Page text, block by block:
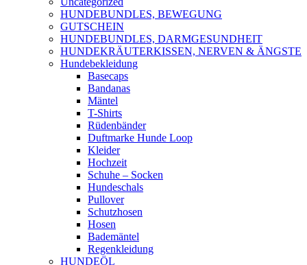
HUNDEBUNDLES, BEWEGUNG
GUTSCHEIN
HUNDEBUNDLES, DARMGESUNDHEIT
HUNDEKRÄUTERKISSEN, NERVEN & ÄNGSTE
Hundebekleidung
Basecaps
Bandanas
Mäntel
T-Shirts
Rüdenbänder
Duftmarke Hunde Loop
Kleider
Hochzeit
Schuhe – Socken
Hundeschals
Pullover
Schutzhosen
Hosen
Bademäntel
Regenkleidung
HUNDEÖL